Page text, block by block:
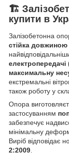
🏗️
купити в
Залізобетонна
стійка
максимальну
екстремальні
також роботу у
Опора
застосуванням
забезпечує
мінімальну
Виріб відповідає
2:2009.